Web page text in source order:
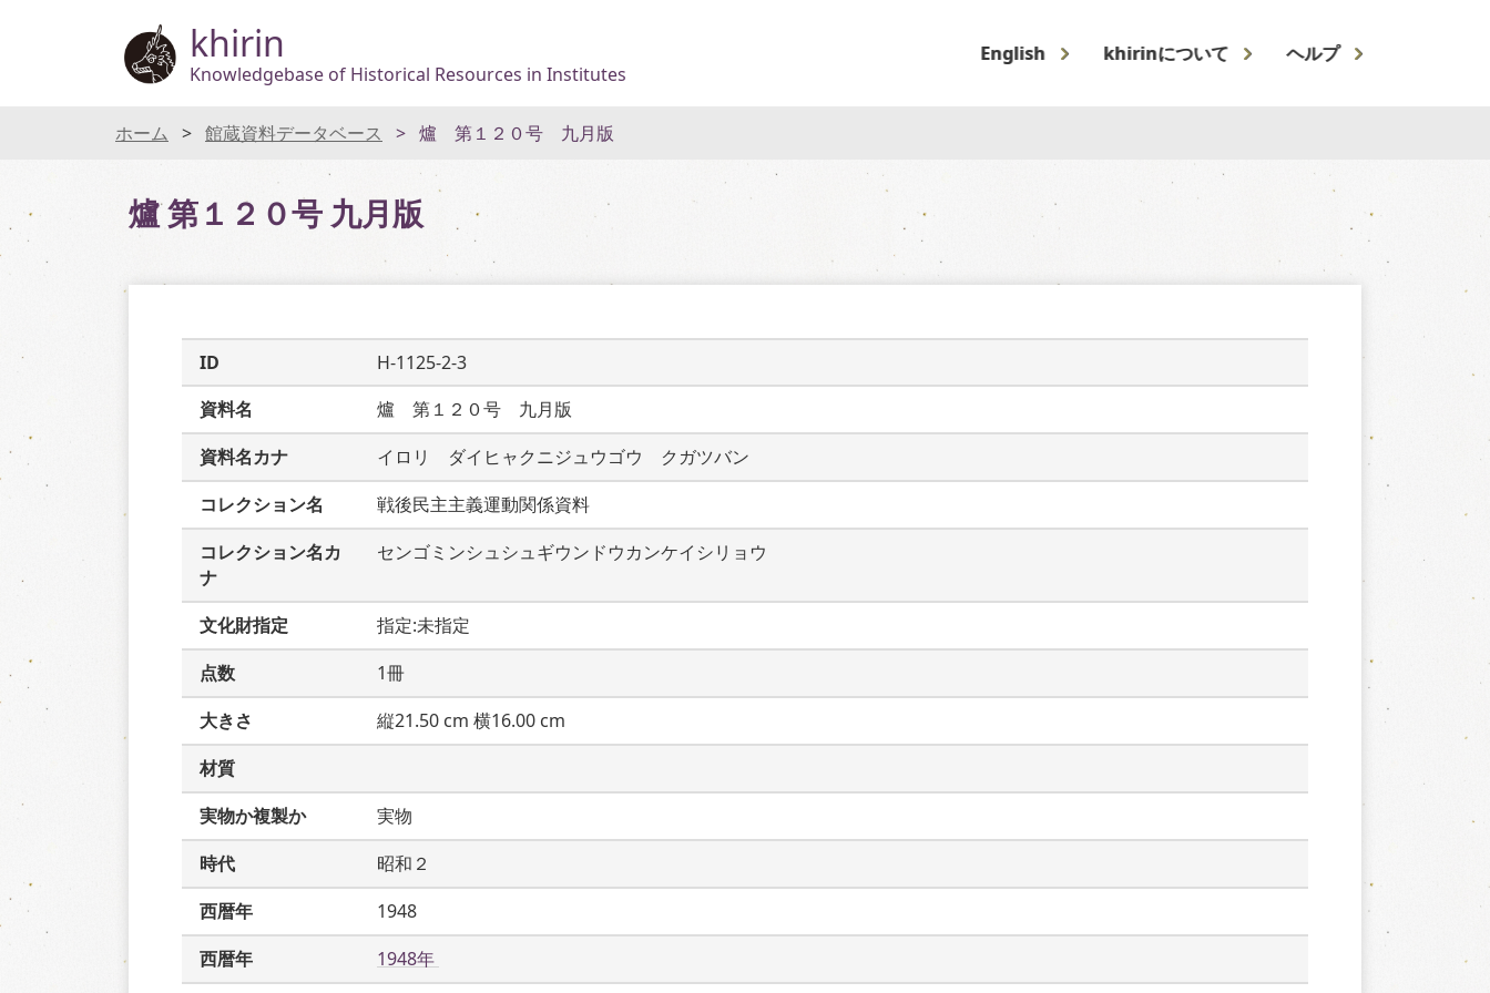
khirin
Knowledgebase of Historical Resources in Institutes
English khirinについて ヘルプ
ホーム 館蔵資料データベース 爐 第１２０号 九月版
爐 第１２０号 九月版
ID
H-1125-2-3
資料名
爐　第１２０号　九月版
資料名カナ
イロリ　ダイヒャクニジュウゴウ　クガツバン
コレクション名
戦後民主主義運動関係資料
コレクション名カ
ナ
センゴミンシュシュギウンドウカンケイシリョウ
文化財指定
指定:未指定
点数
1冊
大きさ
縦21.50 cm 横16.00 cm
材質
実物か複製か
実物
時代
昭和２
西暦年
1948
西暦年
1948年